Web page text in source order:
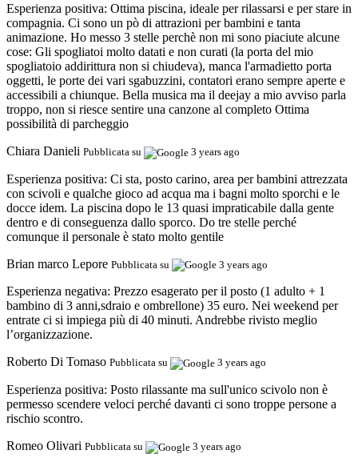
Esperienza positiva: Ottima piscina, ideale per rilassarsi e per stare in
compagnia. Ci sono un pò di attrazioni per bambini e tanta
animazione. Ho messo 3 stelle perchè non mi sono piaciute alcune
cose: Gli spogliatoi molto datati e non curati (la porta del mio
spogliatoio addirittura non si chiudeva), manca l'armadietto porta
oggetti, le porte dei vari sgabuzzini, contatori erano sempre aperte e
accessibili a chiunque. Bella musica ma il deejay a mio avviso parla
troppo, non si riesce sentire una canzone al completo Ottima
possibilità di parcheggio
Chiara Danieli Pubblicata su 3 years ago
Esperienza positiva: Ci sta, posto carino, area per bambini attrezzata
con scivoli e qualche gioco ad acqua ma i bagni molto sporchi e le
docce idem. La piscina dopo le 13 quasi impraticabile dalla gente
dentro e di conseguenza dallo sporco. Do tre stelle perché
comunque il personale è stato molto gentile
Brian marco Lepore Pubblicata su 3 years ago
Esperienza negativa: Prezzo esagerato per il posto (1 adulto + 1
bambino di 3 anni,sdraio e ombrellone) 35 euro. Nei weekend per
entrate ci si impiega più di 40 minuti. Andrebbe rivisto meglio
l’organizzazione.
Roberto Di Tomaso Pubblicata su 3 years ago
Esperienza positiva: Posto rilassante ma sull'unico scivolo non è
permesso scendere veloci perché davanti ci sono troppe persone a
rischio scontro.
Romeo Olivari Pubblicata su 3 years ago